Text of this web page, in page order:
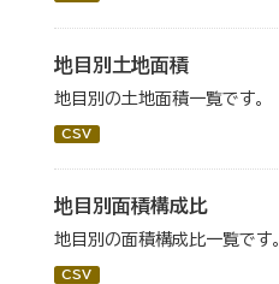
地目別土地面積
地目別の土地面積一覧です。
CSV
地目別面積構成比
地目別の面積構成比一覧です。
CSV